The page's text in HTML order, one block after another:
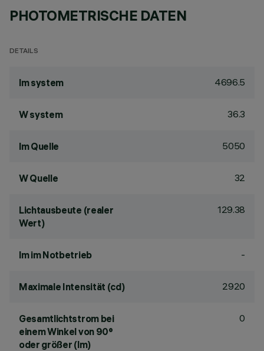
PHOTOMETRISCHE DATEN
DETAILS
lm system 4696.5
W system 36.3
lm Quelle 5050
W Quelle 32
Lichtausbeute (realer
Wert)
129.38
lm im Notbetrieb -
Maximale Intensität (cd) 2920
Gesamtlichtstrom bei
einem Winkel von 90°
oder größer (lm)
0